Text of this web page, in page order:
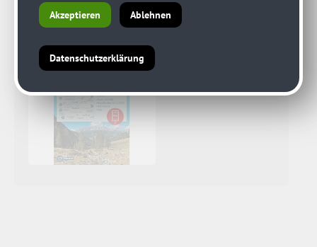
Akzeptieren Ablehnen
Datenschutzerklärung